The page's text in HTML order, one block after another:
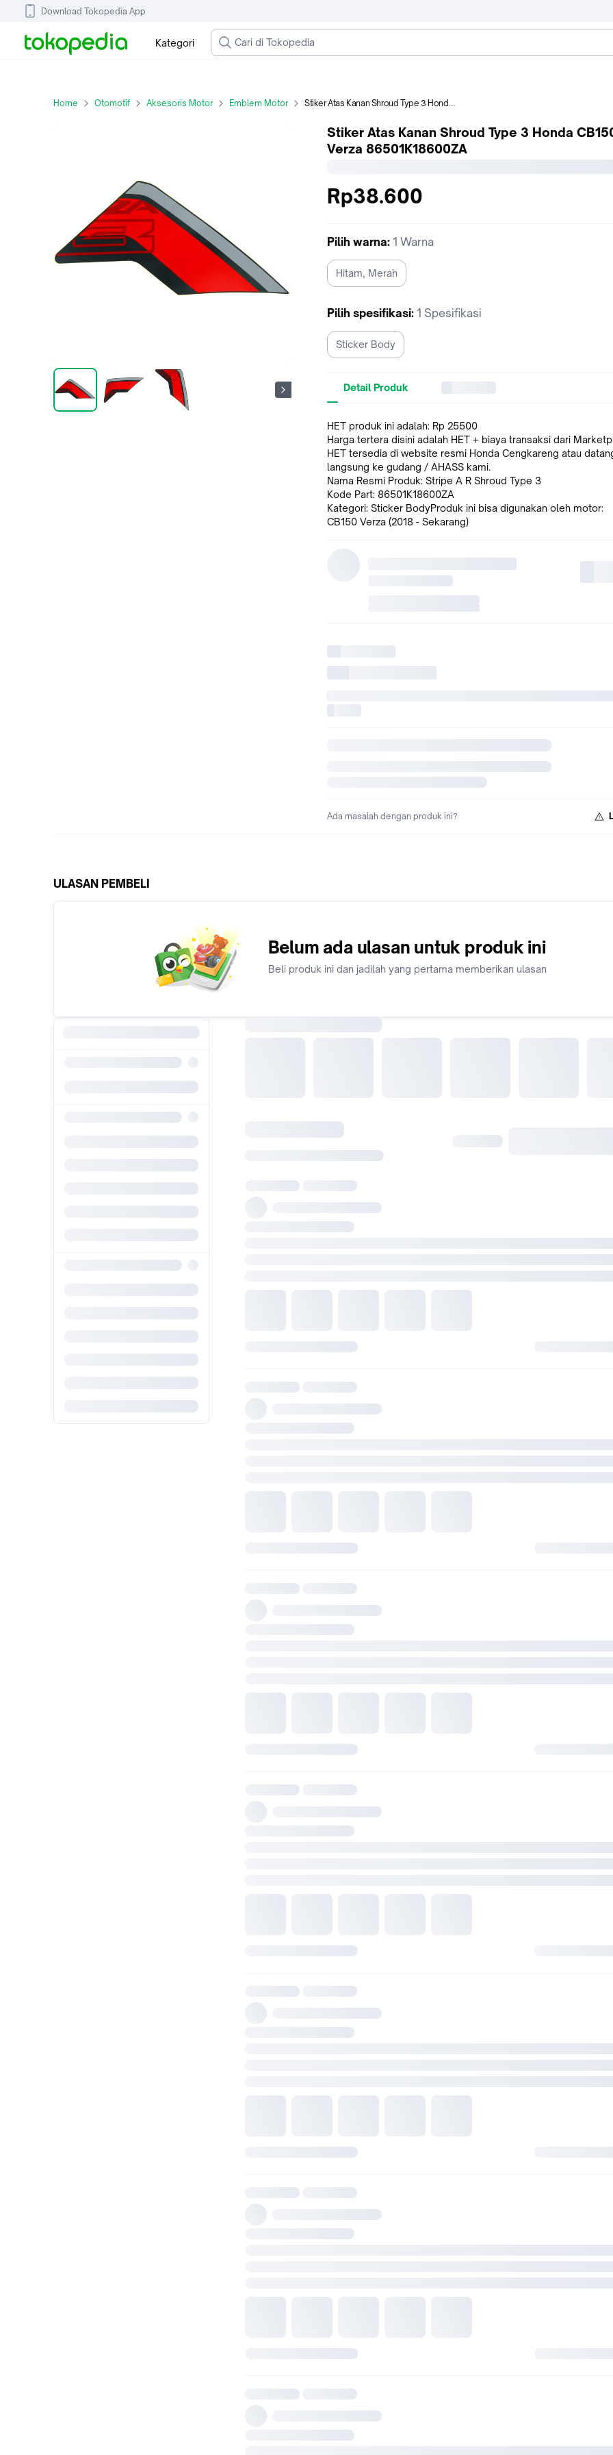
Download Tokopedia App
Kategori
Home Otomotif Aksesoris Motor Emblem Motor Stiker Atas Kanan Shroud Type 3 Honda CB150 Verza 86501K18600ZA
Stiker Atas Kanan Shroud Type 3 Honda
Verza 86501K18600ZA
Rp38.600
Pilih warna: 1 Warna
Hitam, Merah
Pilih spesifikasi: 1 Spesifikasi
Sticker Body
Detail Produk
HET produk ini adalah: Rp 25500
Harga tertera disini adalah HET + biaya transaksi dari
HET tersedia di website resmi Honda Cengkareng atau
langsung ke gudang / AHASS kami.
Nama Resmi Produk: Stripe A R Shroud Type 3
Kode Part: 86501K18600ZA
Kategori: Sticker BodyProduk ini bisa digunakan oleh motor:
CB150 Verza (2018 - Sekarang)
Anda bisa mengembalikan barang (dalam kondisi baru, belum
digunakan) ke kami dalam 14 hari kerja setelah barang
akan mengembalikan uang anda.
Ada masalah dengan produk ini?
ULASAN PEMBELI
Belum ada ulasan untuk produk ini
Beli produk ini dan jadilah yang pertama memberikan ulasan